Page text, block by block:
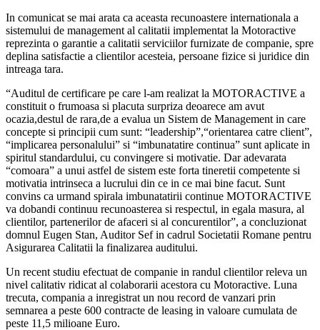
In comunicat se mai arata ca aceasta recunoastere internationala a
sistemului de management al calitatii implementat la Motoractive
reprezinta o garantie a calitatii serviciilor furnizate de companie, spre
deplina satisfactie a clientilor acesteia, persoane fizice si juridice din
intreaga tara.
“Auditul de certificare pe care l-am realizat la MOTORACTIVE a
constituit o frumoasa si placuta surpriza deoarece am avut
ocazia,destul de rara,de a evalua un Sistem de Management in care
concepte si principii cum sunt: “leadership”,“orientarea catre client”,
“implicarea personalului” si “imbunatatire continua” sunt aplicate in
spiritul standardului, cu convingere si motivatie. Dar adevarata
“comoara” a unui astfel de sistem este forta tineretii competente si
motivatia intrinseca a lucrului din ce in ce mai bine facut. Sunt
convins ca urmand spirala imbunatatirii continue MOTORACTIVE
va dobandi continuu recunoasterea si respectul, in egala masura, al
clientilor, partenerilor de afaceri si al concurentilor”, a concluzionat
domnul Eugen Stan, Auditor Sef in cadrul Societatii Romane pentru
Asigurarea Calitatii la finalizarea auditului.
Un recent studiu efectuat de companie in randul clientilor releva un
nivel calitativ ridicat al colaborarii acestora cu Motoractive. Luna
trecuta, compania a inregistrat un nou record de vanzari prin
semnarea a peste 600 contracte de leasing in valoare cumulata de
peste 11,5 milioane Euro.